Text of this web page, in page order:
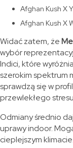
Afghan Kush X
Afghan Kush X
Widać zatem, że
wybór
Indici, które
szerokim spektrum
sprawdzą się w
przewlekłego
Odmiany średnio
uprawy indoor.
cieplejszym klimacie.